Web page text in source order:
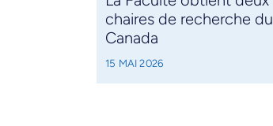
chaires de recherche du
Canada
15 MAI 2026